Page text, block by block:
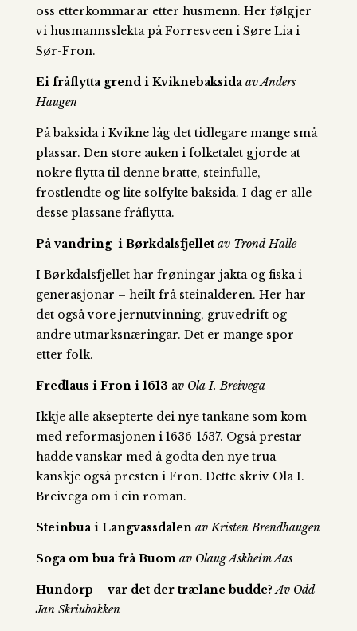
oss etterkommarar etter husmenn. Her følgjer
vi husmannsslekta på Forresveen i Søre Lia i
Sør-Fron.
Ei fråflytta grend i Kviknebaksida av Anders
Haugen
På baksida i Kvikne låg det tidlegare mange små
plassar. Den store auken i folketalet gjorde at
nokre flytta til denne bratte, steinfulle,
frostlendte og lite solfylte baksida. I dag er alle
desse plassane fråflytta.
På vandring i Børkdalsfjellet av Trond Halle
I Børkdalsfjellet har frøningar jakta og fiska i
generasjonar – heilt frå steinalderen. Her har
det også vore jernutvinning, gruvedrift og
andre utmarksnæringar. Det er mange spor
etter folk.
Fredlaus i Fron i 1613 av Ola I. Breivega
Ikkje alle aksepterte dei nye tankane som kom
med reformasjonen i 1636-1537. Også prestar
hadde vanskar med å godta den nye trua –
kanskje også presten i Fron. Dette skriv Ola I.
Breivega om i ein roman.
Steinbua i Langvassdalen av Kristen Brendhaugen
Soga om bua frå Buom av Olaug Askheim Aas
Hundorp – var det der trælane budde? Av Odd
Jan Skriubakken